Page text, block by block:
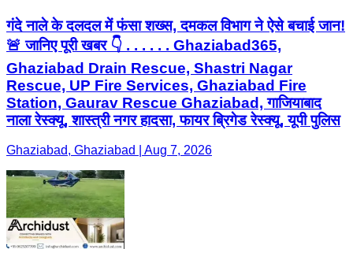
गंदे नाले के दलदल में फंसा शख्स, दमकल विभाग ने ऐसे बचाई जान!
🚨 जानिए पूरी खबर 👇 . . . . . . Ghaziabad365,
Ghaziabad Drain Rescue, Shastri Nagar
Rescue, UP Fire Services, Ghaziabad Fire
Station, Gaurav Rescue Ghaziabad, गाजियाबाद
नाला रेस्क्यू, शास्त्री नगर हादसा, फायर ब्रिगेड रेस्क्यू, यूपी पुलिस
Ghaziabad, Ghaziabad | Aug 7, 2026